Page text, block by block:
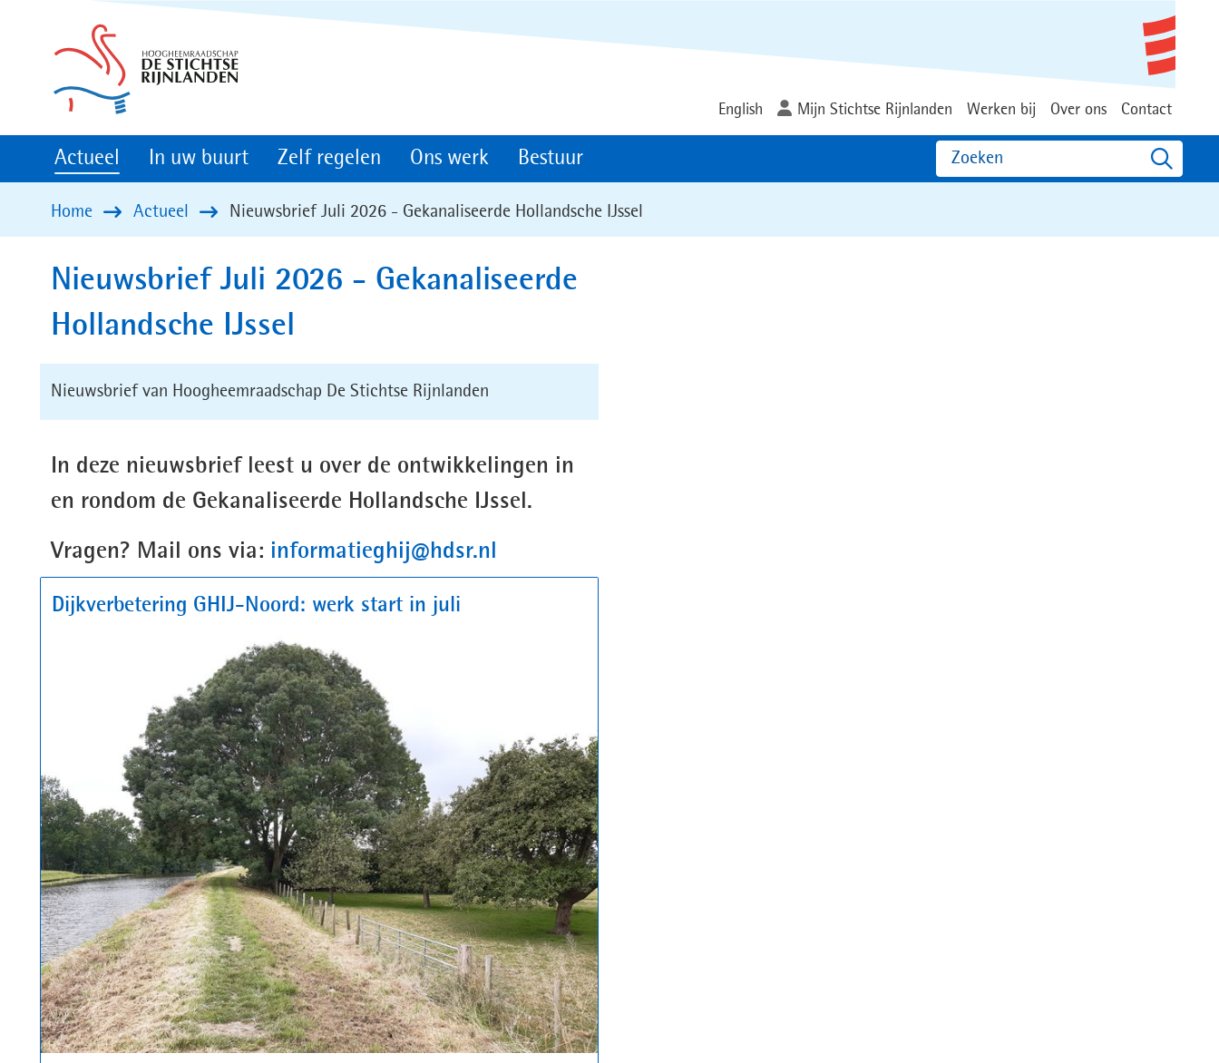
naar
English Mijn Stichtse Rijnlanden Werken bij Over ons Contact
Actueel In uw buurt Zelf regelen Ons werk Bestuur Zoeken
Home Actueel Nieuwsbrief Juli 2026 - Gekanaliseerde Hollandsche IJssel
Nieuwsbrief Juli 2026 - Gekanaliseerde
Hollandsche IJssel
Nieuwsbrief van Hoogheemraadschap De Stichtse Rijnlanden
In deze nieuwsbrief leest u over de ontwikkelingen in
en rondom de Gekanaliseerde Hollandsche IJssel.
Vragen? Mail ons via: informatieghij@hdsr.nl
Dijkverbetering GHIJ-Noord: werk start in juli